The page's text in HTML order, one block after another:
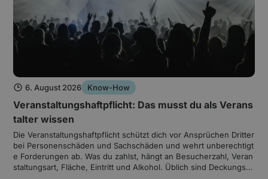
6. August 2026 Know-How
Veranstaltungshaftpflicht: Das musst du als Verans
talter wissen
Die Veranstaltungshaftpflicht schützt dich vor Ansprüchen Dritter
bei Personenschäden und Sachschäden und wehrt unberechtigt
e Forderungen ab. Was du zahlst, hängt an Besucherzahl, Veran
staltungsart, Fläche, Eintritt und Alkohol. Üblich sind Deckungss